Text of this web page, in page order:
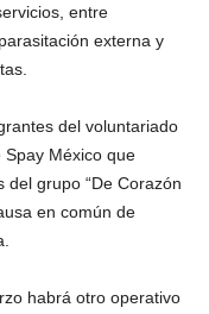
entre
externa y
del voluntariado
México que
del grupo “De Corazón
en común de
habrá otro operativo